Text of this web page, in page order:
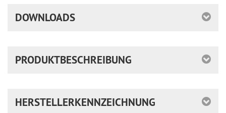
DOWNLOADS
PRODUKTBESCHREIBUNG
HERSTELLERKENNZEICHNUNG